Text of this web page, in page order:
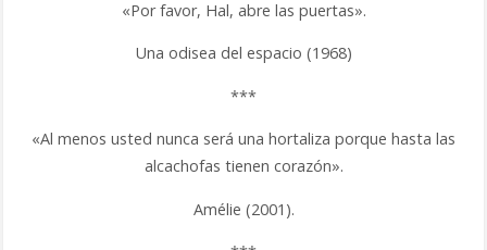
«Por favor, Hal, abre las puertas».
Una odisea del espacio (1968)
***
«Al menos usted nunca será una hortaliza porque hasta las
alcachofas tienen corazón».
Amélie (2001).